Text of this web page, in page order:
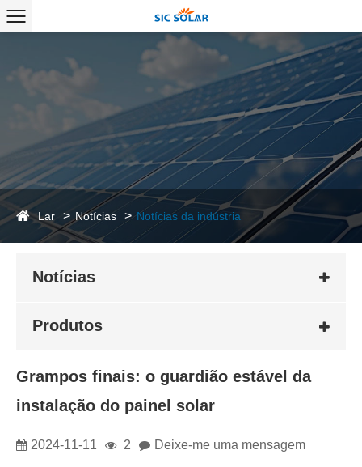
Lar Notícias Notícias da indústria
Notícias
Produtos
Grampos finais: o guardião estável da
instalação do painel solar
2024-11-11 2 Deixe-me uma mensagem